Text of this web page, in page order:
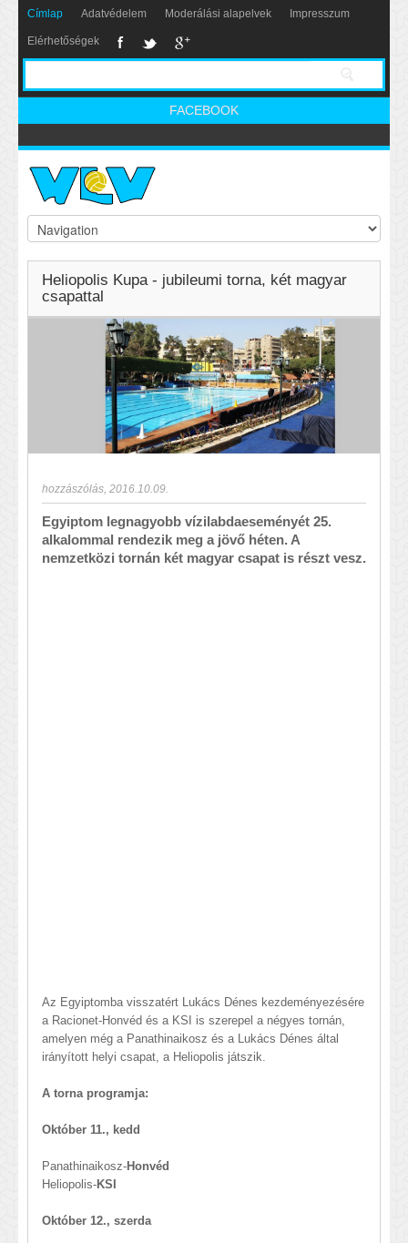
Címlap Adatvédelem Moderálási alapelvek Impresszum
Elérhetőségek
FACEBOOK
Heliopolis Kupa - jubileumi torna, két magyar
csapattal
hozzászólás 2016.10.09.
Egyiptom legnagyobb vízilabdaeseményét 25.
alkalommal rendezik meg a jövő héten. A
nemzetközi tornán két magyar csapat is részt vesz.
Az Egyiptomba visszatért Lukács Dénes kezdeményezésére
a Racionet-Honvéd és a KSI is szerepel a négyes tornán,
amelyen még a Panathinaikosz és a Lukács Dénes által
irányított helyi csapat, a Heliopolis játszik.
A torna programja:
Október 11., kedd
Panathinaikosz-Honvéd
Heliopolis-KSI
Október 12., szerda